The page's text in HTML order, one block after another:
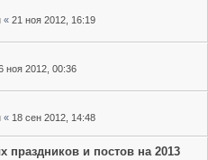
« 21 ноя 2012, 16:19
ноя 2012, 00:36
« 18 сен 2012, 14:48
праздников и постов на 2013